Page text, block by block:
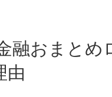
融おまと
由